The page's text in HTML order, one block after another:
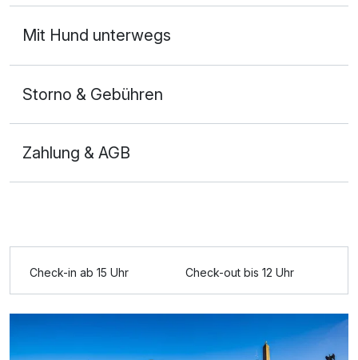
Mit Hund unterwegs
Storno & Gebühren
Zahlung & AGB
Check-in ab 15 Uhr Check-out bis 12 Uhr